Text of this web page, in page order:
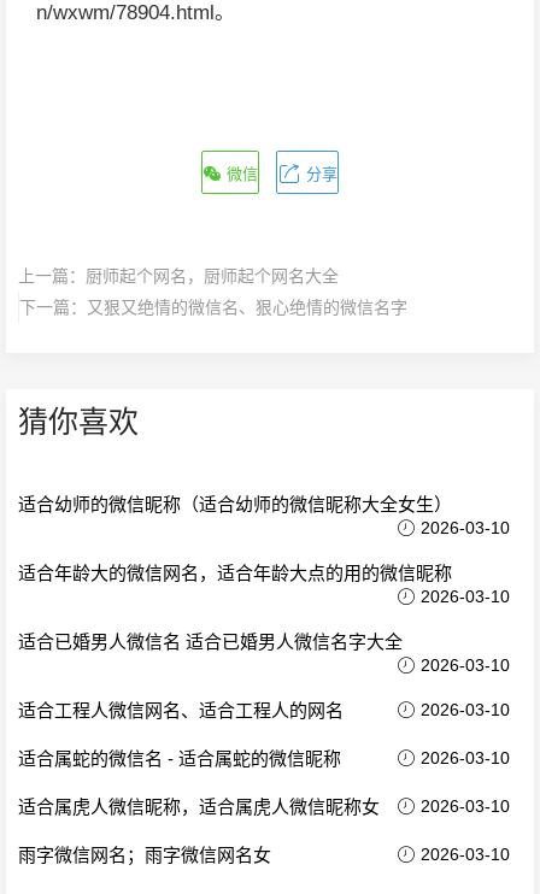
n/wxwm/78904.html。
微信 分享
上一篇： 厨师起个网名，厨师起个网名大全
下一篇： 又狠又绝情的微信名、狠心绝情的微信名字
猜你喜欢
适合幼师的微信昵称（适合幼师的微信昵称大全女生）
2026-03-10
适合年龄大的微信网名，适合年龄大点的用的微信昵称
2026-03-10
适合已婚男人微信名 适合已婚男人微信名字大全
2026-03-10
适合工程人微信网名、适合工程人的网名 2026-03-10
适合属蛇的微信名 - 适合属蛇的微信昵称 2026-03-10
适合属虎人微信昵称，适合属虎人微信昵称女 2026-03-10
雨字微信网名；雨字微信网名女 2026-03-10